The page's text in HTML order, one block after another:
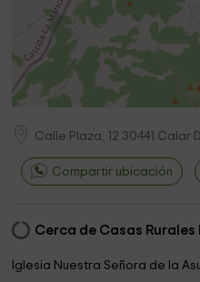
Calle Plaza, 12 30441 Calar
Compartir ubicación
Cerca de Casas
Iglesia Nuestra Señora de la